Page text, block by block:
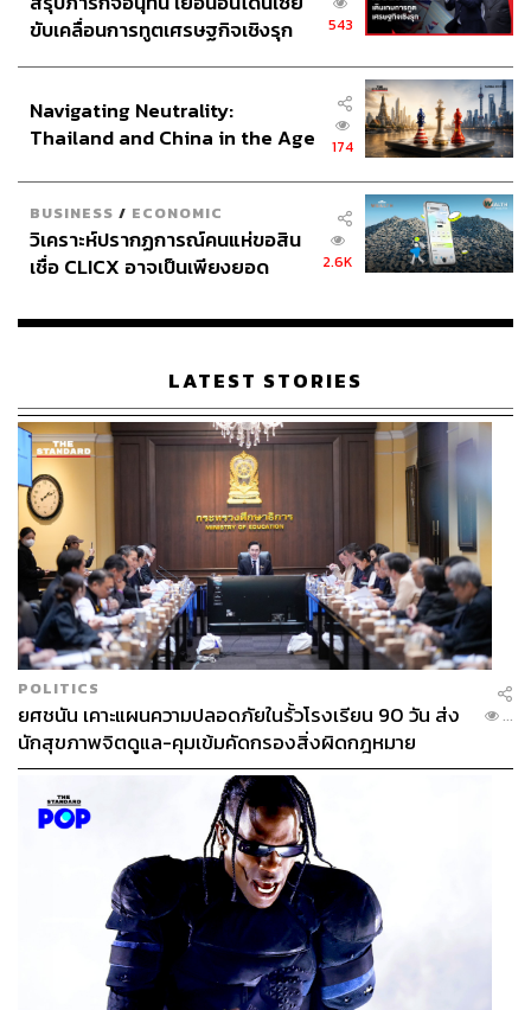
ขับเคลื่อนการทูตเศรษฐกิจเชิงรุก
543
Navigating Neutrality:
Thailand and China in the Age
174
BUSINESS / ECONOMIC
วิเคราะห์ปรากฏการณ์คนแห่ขอสิน
เชื่อ CLICX อาจเป็นเพียงยอด
เรือนไทยที่ถูกซุกไว้
2.6K
LATEST STORIES
POLITICS
ยศชนัน เคาะแผนความปลอดภัยในรั้วโรงเรียน 90 วัน ส่ง
นักสุขภาพจิตดูแล-คุมเข้มคัดกรองสิ่งผิดกฎหมาย
...